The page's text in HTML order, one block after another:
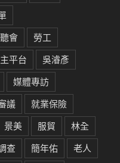
會
勞工
平台
吳濬彥
媒體專訪
議
就業保險
景美 服貿
林全
查 簡年佑
老人